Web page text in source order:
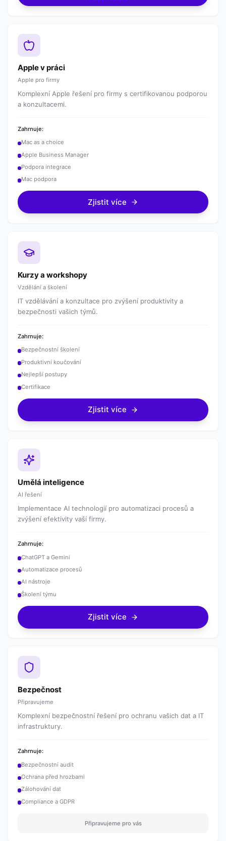
Apple v práci
Apple pro firmy
Komplexní Apple řešení pro firmy s certifikovanou podporou
a konzultacemi.
Zahrnuje:
Mac as a choice
Apple Business Manager
Podpora integrace
Mac podpora
Zjistit více
Kurzy a workshopy
Vzdělání a školení
IT vzdělávání a konzultace pro zvýšení produktivity a
bezpečnosti vašich týmů.
Zahrnuje:
Bezpečnostní školení
Produktivní koučování
Nejlepší postupy
Certifikace
Zjistit více
Umělá inteligence
AI řešení
Implementace AI technologií pro automatizaci procesů a
zvýšení efektivity vaší firmy.
Zahrnuje:
ChatGPT a Gemini
Automatizace procesů
AI nástroje
Školení týmu
Zjistit více
Bezpečnost
Připravujeme
Komplexní bezpečnostní řešení pro ochranu vašich dat a IT
infrastruktury.
Zahrnuje:
Bezpečnostní audit
Ochrana před hrozbami
Zálohování dat
Compliance a GDPR
Připravujeme pro vás